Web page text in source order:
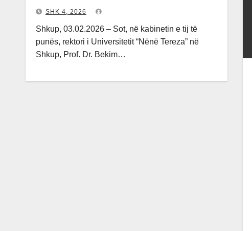
SHK 4, 2026
Shkup, 03.02.2026 – Sot, në kabinetin e tij të
punës, rektori i Universitetit “Nënë Tereza” në
Shkup, Prof. Dr. Bekim…